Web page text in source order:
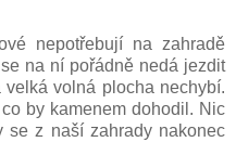
nepotřebují na zahradě
na ní pořádně nedá jezdit
volná plocha nechybí.
by kamenem dohodil. Nic
se z naší zahrady nakonec